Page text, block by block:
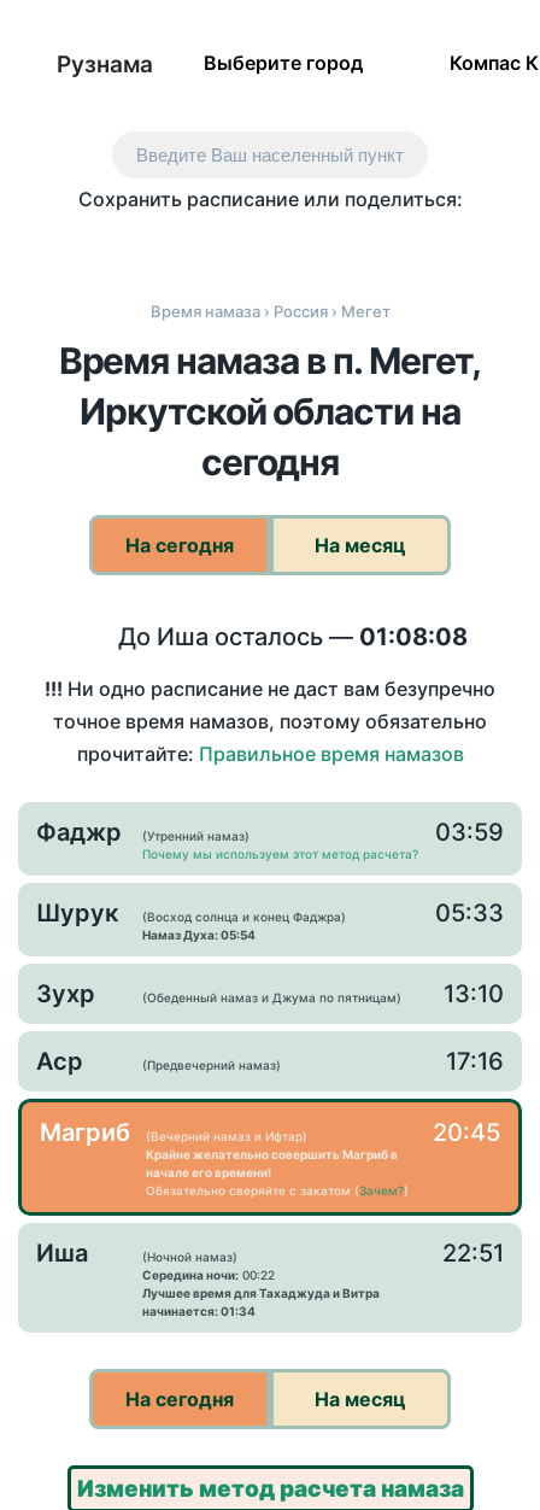
Рузнама Выберите город Компас
Введите Ваш населенный пункт
Сохранить расписание или поделиться:
Время намаза› Россия› Мегет
Время намаза в п. Мегет,
Иркутской области на
сегодня
На сегодня На месяц
До Иша осталось — 01:08:08
!!! Ни одно расписание не даст вам безупречно
точное время намазов, поэтому обязательно
прочитайте: Правильное время намазов
Фаджр
(Утренний намаз)
Почему мы используем этот метод расчета?
03:59
Шурук
(Восход солнца и конец Фаджра)
Намаз Духа: 05:54
05:33
Зухр (Обеденный намаз и Джума по пятницам) 13:10
Аср (Предвечерний намаз) 17:16
Магриб
(Вечерний намаз и Ифтар)
Крайне желательно совершить Магриб в
начале его времени!
Обязательно сверяйте с закатом (Зачем?)
20:45
Иша
(Ночной намаз)
Середина ночи: 00:22
Лучшее время для Тахаджуда и Витра
начинается: 01:34
22:51
На сегодня На месяц
Изменить метод расчета намаза